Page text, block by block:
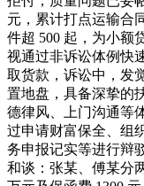
元，累计打点运输合
件超 500 起，为小额
视通过非诉讼体例快
取货款，诉讼中，发
置地盘，具备深挚的
德律风、上门沟通等
过申请财富保全、组
务申报记实等进行辩
和谈：张某、傅某分